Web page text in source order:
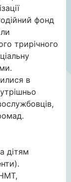
фонд
трирічного
в
дітям
НМТ,